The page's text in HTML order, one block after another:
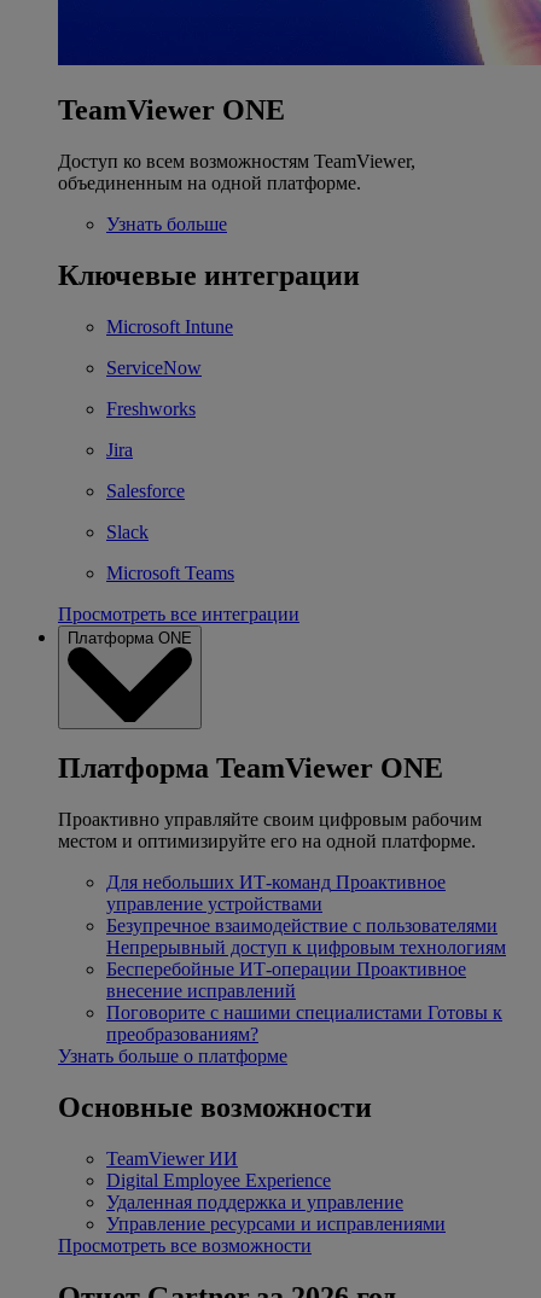
TeamViewer ONE
Доступ ко всем возможностям TeamViewer,
объединенным на одной платформе.
Узнать больше
Ключевые интеграции
Microsoft Intune
ServiceNow
Freshworks
Jira
Salesforce
Slack
Microsoft Teams
Просмотреть все интеграции
Платформа ONE
Платформа TeamViewer ONE
Проактивно управляйте своим цифровым рабочим
местом и оптимизируйте его на одной платформе.
Для небольших ИТ-команд Проактивное
управление устройствами
Безупречное взаимодействие с пользователями
Непрерывный доступ к цифровым технологиям
Бесперебойные ИТ-операции Проактивное
внесение исправлений
Поговорите с нашими специалистами Готовы к
преобразованиям?
Узнать больше о платформе
Основные возможности
TeamViewer ИИ
Digital Employee Experience
Удаленная поддержка и управление
Управление ресурсами и исправлениями
Просмотреть все возможности